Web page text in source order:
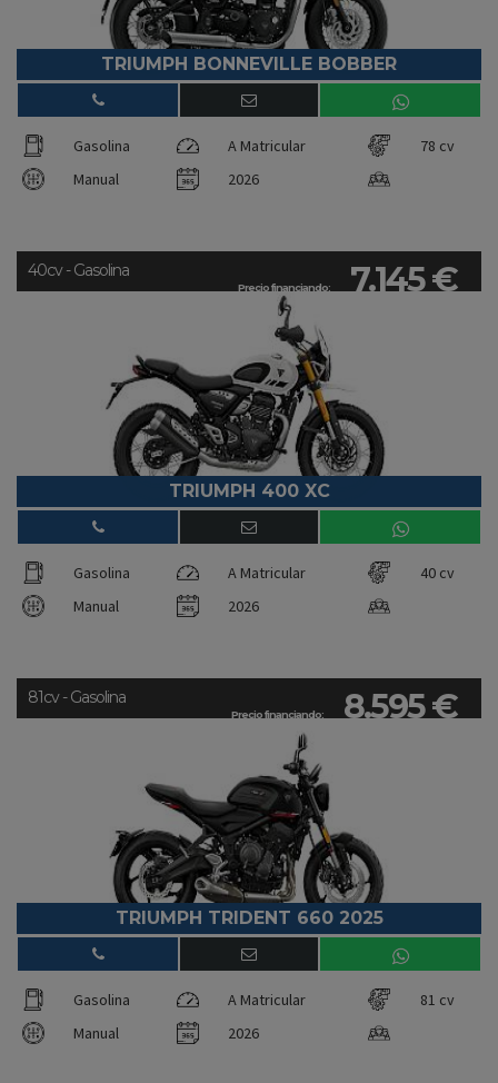
TRIUMPH BONNEVILLE BOBBER
Gasolina A Matricular
78 cv
Manual
2026
Precio financiando: 7.145 €
40cv - Gasolina
TRIUMPH 400 XC
Gasolina A Matricular
40 cv
Manual
2026
Precio financiando: 8.595 €
81cv - Gasolina
TRIUMPH TRIDENT 660 2025
Gasolina A Matricular
81 cv
Manual
2026